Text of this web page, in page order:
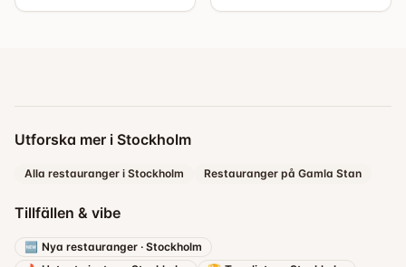
Utforska mer i Stockholm
Alla restauranger i Stockholm Restauranger på Gamla Stan
Tillfällen & vibe
🆕 Nya restauranger · Stockholm